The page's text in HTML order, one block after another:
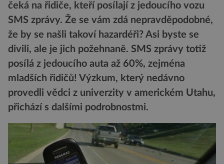
čeká na řidiče, kteří posílají z jedoucího vozu
SMS zprávy. Že se vám zdá nepravděpodobné,
že by se našli takoví hazardéři? Asi byste se
divili, ale je jich požehnaně. SMS zprávy totiž
posílá z jedoucího auta až 60%, zejména
mladších řidičů! Výzkum, který nedávno
provedli vědci z univerzity v americkém Utahu,
přichází s dalšími podrobnostmi.